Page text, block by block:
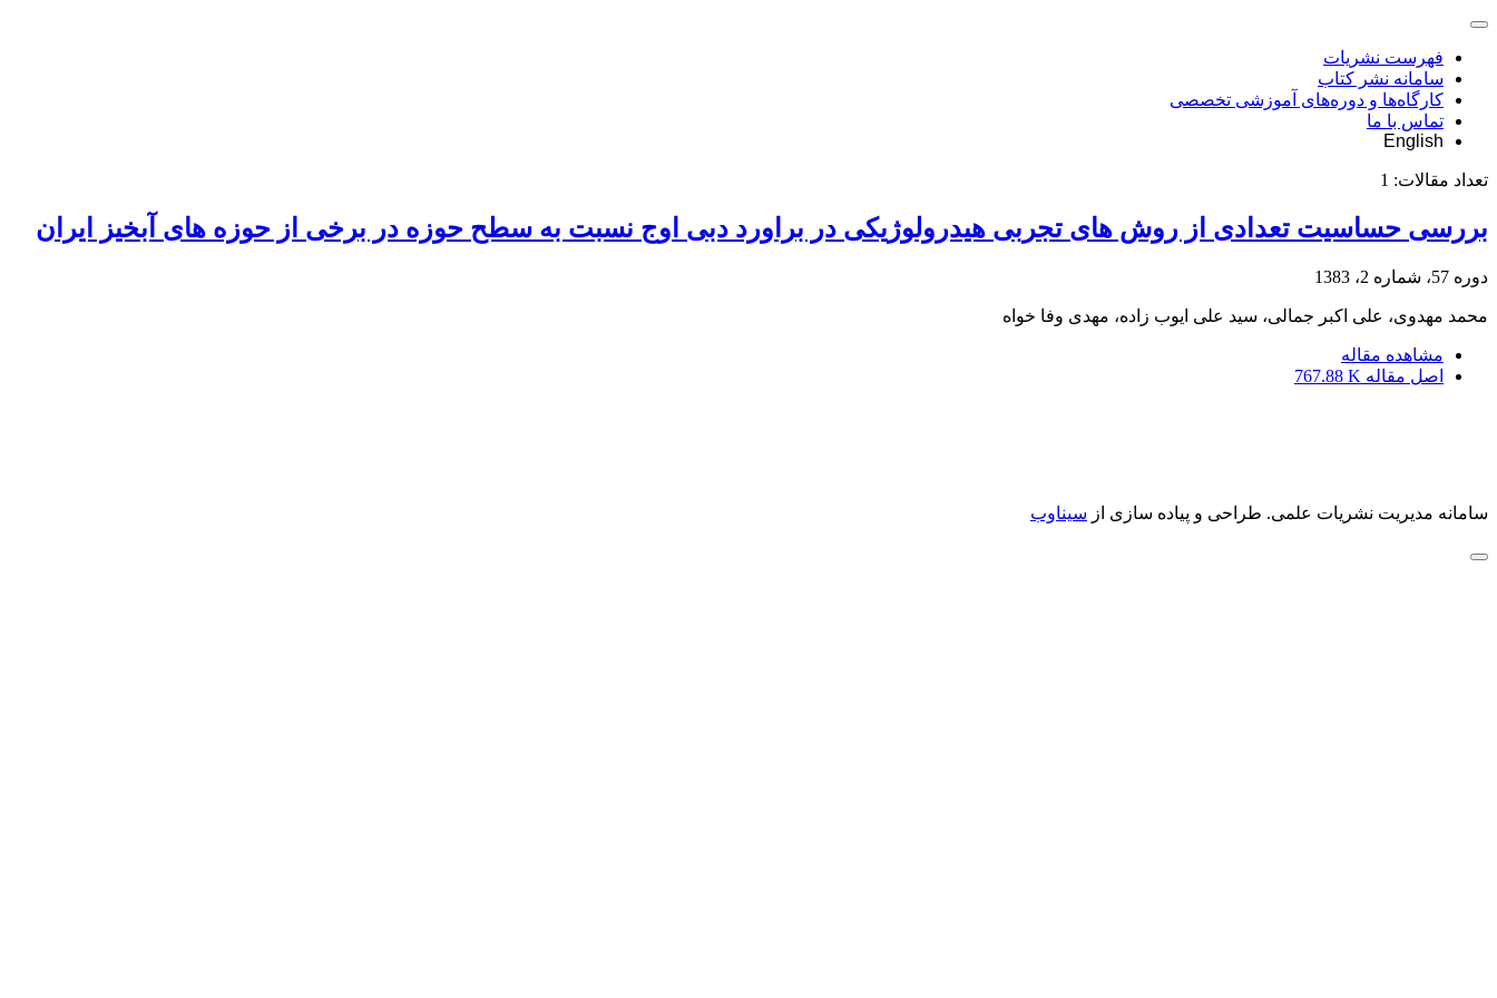
فهرست نشریات
سامانه نشر کتاب
کارگاه‌ها و دوره‌های آموزشی تخصصی
تماس با ما
English
تعداد مقالات: 1
بررسی حساسیت تعدادی از روش های تجربی هیدرولوژیکی در براورد دبی اوج نسبت به سطح حوزه در برخی از حوزه های آبخیز ایران
دوره 57، شماره 2، 1383
محمد مهدوی، علی اکبر جمالی، سید علی ایوب زاده، مهدی وفا خواه
مشاهده مقاله
اصل مقاله 767.88 K
سامانه مدیریت نشریات علمی. طراحی و پیاده سازی از سیناوب